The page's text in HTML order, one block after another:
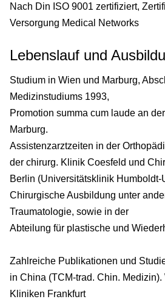
Nach Din ISO 9001 zertifiziert,
Versorgung Medical Networks
Lebenslauf und
Studium in Wien und Marburg,
Medizinstudiums 1993,
Promotion summa cum laude an
Marburg.
Assistenzarztzeiten in der
der chirurg. Klinik Coesfeld und
Berlin (Universitätsklinik Humboldt-
Chirurgische Ausbildung unter
Traumatologie, sowie in der
Abteilung für plastische und
Zahlreiche Publikationen und
in China (TCM-trad. Chin.
Kliniken Frankfurt